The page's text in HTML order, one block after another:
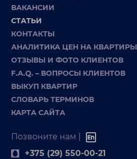
ВАКАНСИИ
СТАТЬИ
КОНТАКТЫ
АНАЛИТИКА ЦЕН НА КВАРТИРЫ
ОТЗЫВЫ И ФОТО КЛИЕНТОВ
F.A.Q. – ВОПРОСЫ КЛИЕНТОВ
ВЫКУП КВАРТИР
СЛОВАРЬ ТЕРМИНОВ
КАРТА САЙТА
Позвоните нам |
+375 (29) 550-00-21